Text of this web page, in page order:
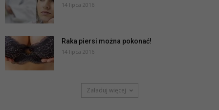
14 lipca 2016
Raka piersi można pokonać!
14 lipca 2016
Załaduj więcej